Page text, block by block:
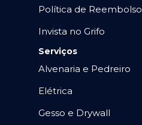
Política de Reembolso
Invista no Grifo
Serviços
Alvenaria e Pedreiro
Elétrica
Gesso e Drywall